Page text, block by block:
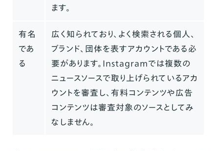
ます。
有名
であ
る
広く知られており、よく検索される個人、
ブランド、団体を表すアカウントである必
要があります。Instagramでは複数の
ニュースソースで取り上げられているアカ
ウントを審査し、有料コンテンツや広告
コンテンツは審査対象のソースとしてみ
なしません。